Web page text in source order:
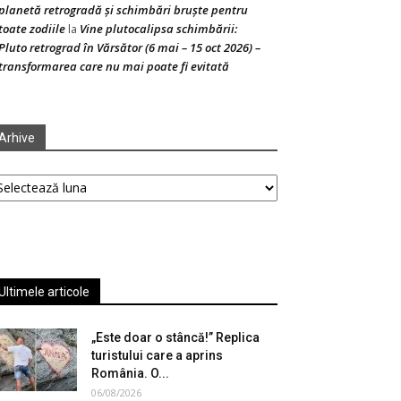
retrogradă și schimbări bruște pentru
zodiile la Vine plutocalipsa schimbării:
retrograd în Vărsător (6 mai – 15 oct 2026) –
care nu mai poate fi evitată
articole
„Este doar o stâncă!” Replica
turistului care a aprins
România. O...
06/08/2026